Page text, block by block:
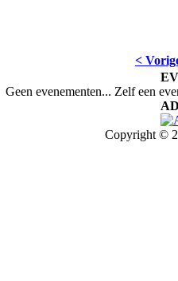
<
Geen evenementen... Zelf een
Copyright ©